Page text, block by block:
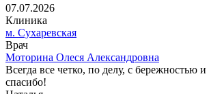
07.07.2026
Клиника
м. Сухаревская
Врач
Моторина Олеся Александровна
Всегда все четко, по делу, с бережностью
спасибо!